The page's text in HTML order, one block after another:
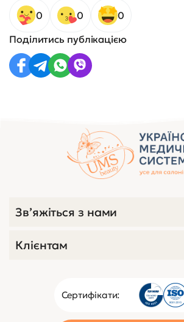
0
0
0
Поділитись публікацією
Сертифікати:
Зв’яжіться з нами
Клієнтам